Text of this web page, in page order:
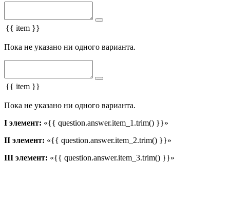
{{ item }}
Пока не указано ни одного варианта.
{{ item }}
Пока не указано ни одного варианта.
I элемент: «{{ question.answer.item_1.trim() }}»
II элемент: «{{ question.answer.item_2.trim() }}»
III элемент: «{{ question.answer.item_3.trim() }}»